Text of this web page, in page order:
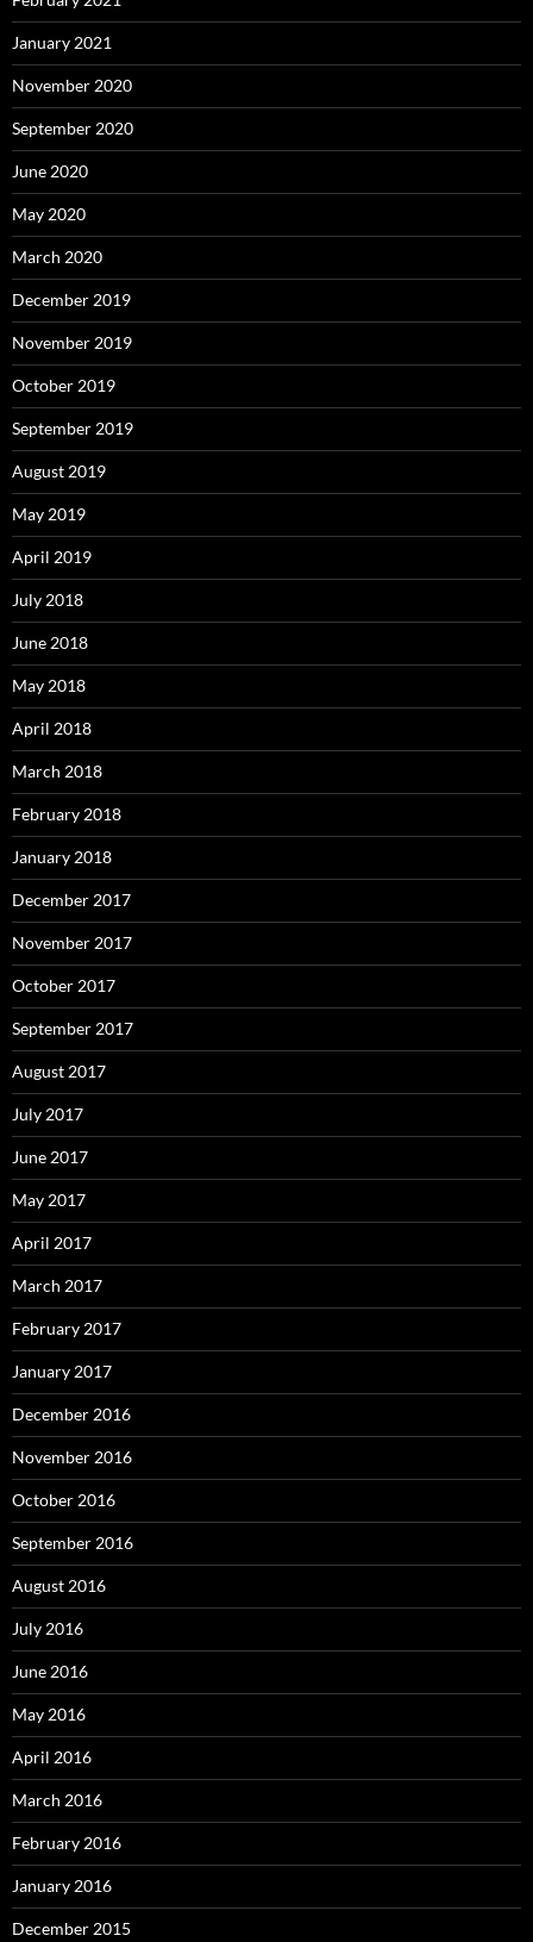
January 2021
November 2020
September 2020
June 2020
May 2020
March 2020
December 2019
November 2019
October 2019
September 2019
August 2019
May 2019
April 2019
July 2018
June 2018
May 2018
April 2018
March 2018
February 2018
January 2018
December 2017
November 2017
October 2017
September 2017
August 2017
July 2017
June 2017
May 2017
April 2017
March 2017
February 2017
January 2017
December 2016
November 2016
October 2016
September 2016
August 2016
July 2016
June 2016
May 2016
April 2016
March 2016
February 2016
January 2016
December 2015